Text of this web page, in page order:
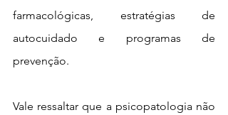
farmacológicas, estratégias de
autocuidado e programas de
prevenção.
Vale ressaltar que a psicopatologia não